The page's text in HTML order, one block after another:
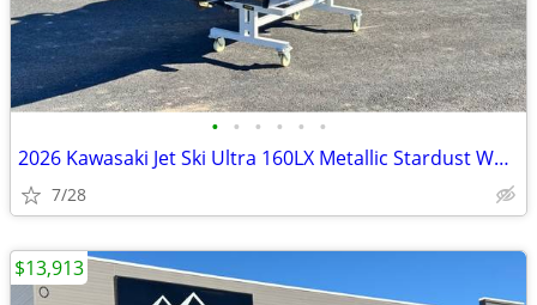
• • • • • •
2026 Kawasaki Jet Ski Ultra 160LX Metallic Stardust White/
7/28
$13,913